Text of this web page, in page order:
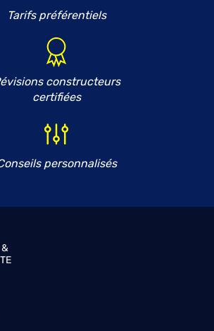
Tarifs préférentiels
constructeurs
certifiées
personnalisés
&